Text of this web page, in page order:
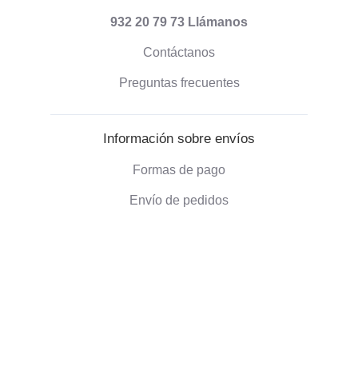
932 20 79 73 Llámanos
Contáctanos
Preguntas frecuentes
Información sobre envíos
Formas de pago
Envío de pedidos